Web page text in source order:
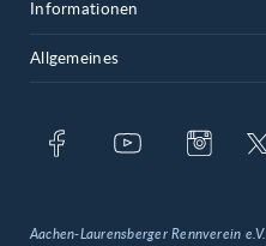
Informationen
Allgemeines
Aachen-Laurensberger Rennverein e.V.